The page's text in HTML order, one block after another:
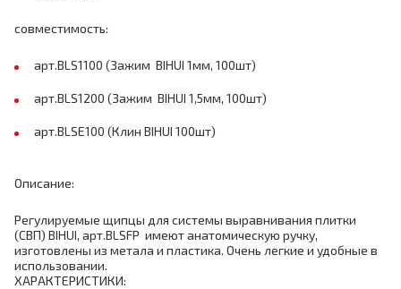
совместимость:
арт.BLS1100 (Зажим BIHUI 1мм, 100шт)
арт.BLS1200 (Зажим BIHUI 1,5мм, 100шт)
арт.BLSE100 (Клин BIHUI 100шт)
Описание:
Регулируемые щипцы для системы выравнивания плитки
(СВП) BIHUI, арт.BLSFP имеют анатомическую ручку,
изготовлены из метала и пластика. Очень легкие и удобные в
использовании.
ХАРАКТЕРИСТИКИ: